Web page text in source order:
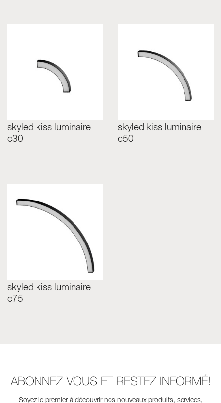
skyled kiss luminaire
c30
skyled kiss luminaire
c50
skyled kiss luminaire
c75
ABONNEZ-VOUS ET RESTEZ INFORMÉ!
Soyez le premier à découvrir nos nouveaux produits, services,